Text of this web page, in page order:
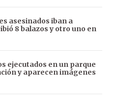
asesinados iban a
8 balazos y otro uno en
ejecutados en un parque
y aparecen imágenes